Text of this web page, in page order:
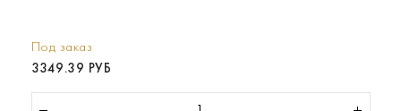
Под заказ
3349.39 РУБ